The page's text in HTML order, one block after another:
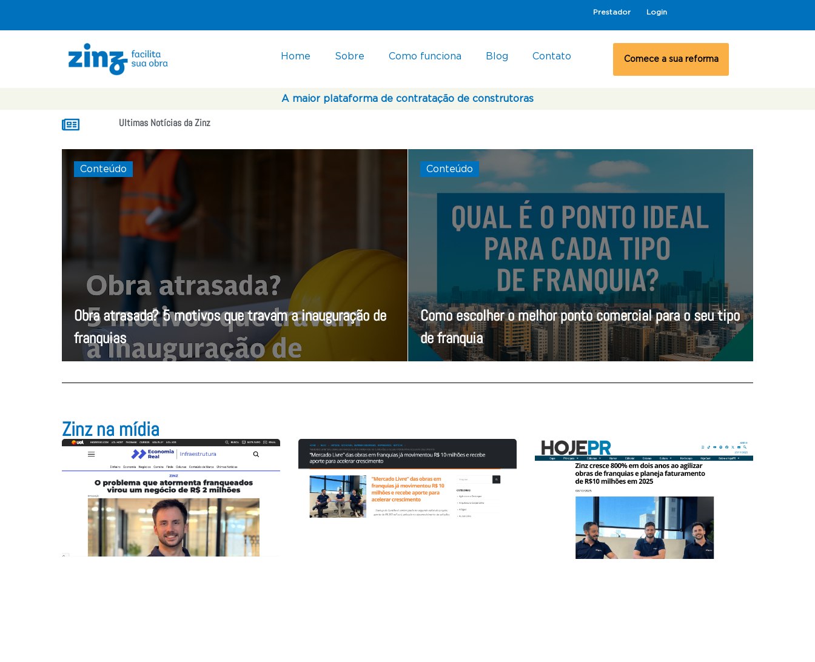
Prestador Login
Home Sobre Como funciona Blog Contato Comece a sua reforma
A maior plataforma de contratação de construtoras
Ultimas Notícias da Zinz
Conteúdo
Obra atrasada? 5 motivos que travam a inauguração de
franquias
Conteúdo
Como escolher o melhor ponto comercial para o seu tipo
de franquia
Zinz na mídia